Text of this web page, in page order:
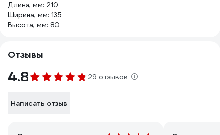
Длина, мм: 210
Ширина, мм: 135
Высота, мм: 80
Отзывы
4.8 29 отзывов
Написать отзыв